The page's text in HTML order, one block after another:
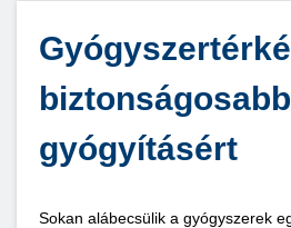
biztonságosabb
gyógyításért
Sokan alábecsülik a gyógyszerek